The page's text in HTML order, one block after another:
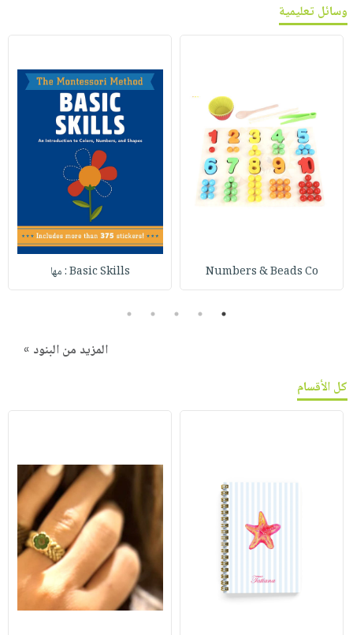
وسائل تعليمية
Numbers & Beads Co Basic Skills : مها
1
2
3
4
5
المزيد من البنود »
كل الأقسام